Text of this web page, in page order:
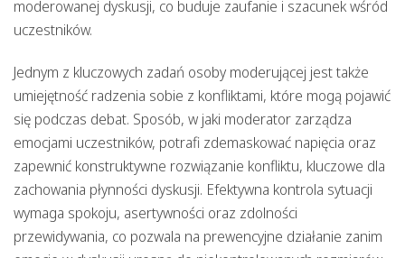
moderowanej dyskusji, co buduje zaufanie i szacunek wśród
uczestników.
Jednym z kluczowych zadań osoby moderującej jest także
umiejętność radzenia sobie z konfliktami, które mogą pojawić
się podczas debat. Sposób, w jaki moderator zarządza
emocjami uczestników, potrafi zdemaskować napięcia oraz
zapewnić konstruktywne rozwiązanie konfliktu, kluczowe dla
zachowania płynności dyskusji. Efektywna kontrola sytuacji
wymaga spokoju, asertywności oraz zdolności
przewidywania, co pozwala na prewencyjne działanie zanim